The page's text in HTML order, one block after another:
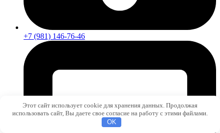
+7 (981) 146-76-46
Этот сайт использует cookie для хранения данных. Продолжая
использовать сайт, Вы даете свое согласие на работу с этими файлами.
OK